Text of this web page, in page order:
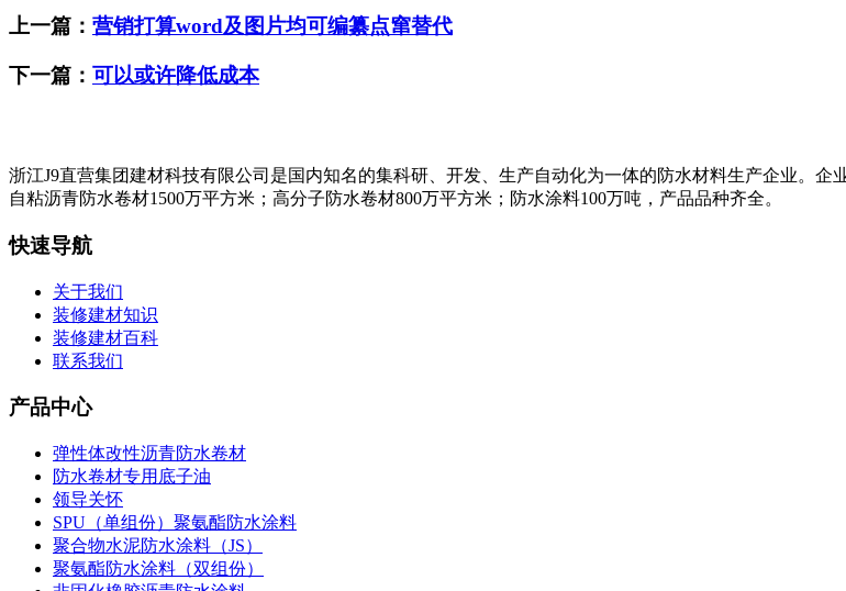
上一篇： 营销打算word及图片均可编纂点窜替代
下一篇： 可以或许降低成本
浙江J9直营集团建材科技有限公司是国内知名的集科研、开发、生产自动化为一体的防水材料生产企业。企
自粘沥青防水卷材1500万平方米；高分子防水卷材800万平方米；防水涂料100万吨，产品品种齐全。
快速导航
关于我们
装修建材知识
装修建材百科
联系我们
产品中心
弹性体改性沥青防水卷材
防水卷材专用底子油
领导关怀
SPU（单组份）聚氨酯防水涂料
聚合物水泥防水涂料（JS）
聚氨酯防水涂料（双组份）